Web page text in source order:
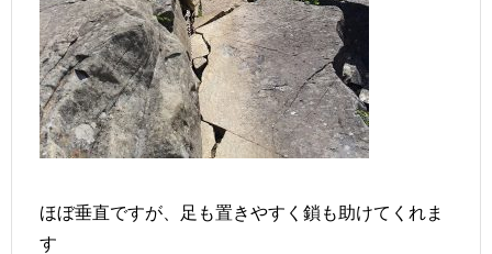
ほぼ垂直ですが、足も置きやすく鎖も助けてくれま
す